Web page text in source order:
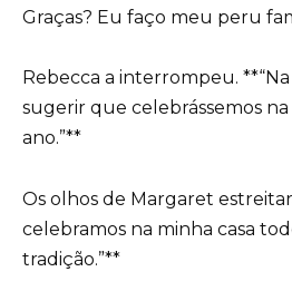
Graças? Eu faço meu peru
Rebecca a interrompeu.
sugerir que celebrássemos na
ano.”**
Os olhos de Margaret
celebramos na minha casa
tradição.”**